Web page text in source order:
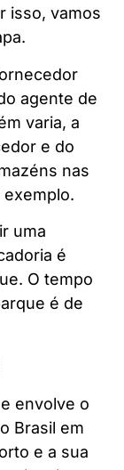
isso, vamos
agente de
varia, a
e do
nas
uma
é
O tempo
é de
envolve o
Brasil em
e a sua